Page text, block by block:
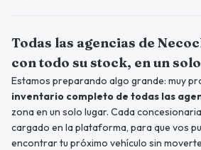
Próximamente
Todas las agencias de
con todo su stock, en un
Estamos preparando algo grande: muy
inventario completo de todas las
zona en un solo lugar. Cada
cargado en la plataforma, para que vos
encontrar tu próximo vehículo sin